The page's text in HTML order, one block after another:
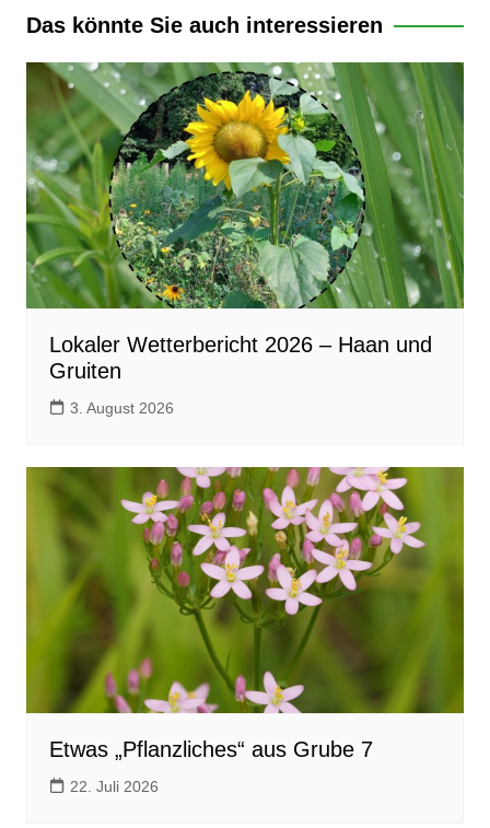
Das könnte Sie auch interessieren
Lokaler Wetterbericht 2026 – Haan und
Gruiten
3. August 2026
Etwas „Pflanzliches“ aus Grube 7
22. Juli 2026